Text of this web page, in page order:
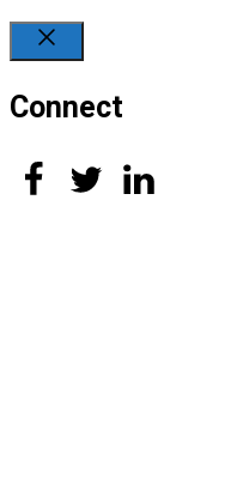
Connect